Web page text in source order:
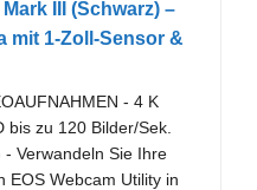
III (Schwarz) –
mit 1-Zoll-Sensor &
- 4 K
bis zu 120 Bilder/Sek.
- Verwandeln Sie Ihre
EOS Webcam Utility in